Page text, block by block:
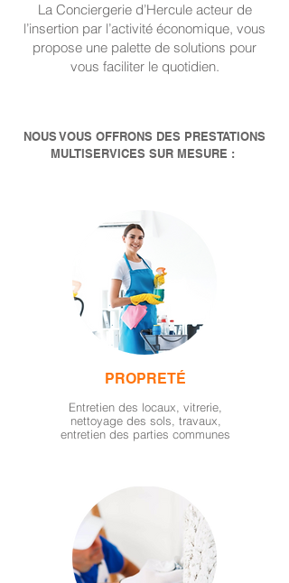
La Conciergerie d’Hercule acteur de
l’insertion par l’activité économique, vous
propose une palette de solutions pour
vous faciliter le quotidien.
NOUS VOUS OFFRONS DES PRESTATIONS
MULTISERVICES SUR MESURE :
PROPRETÉ
Entretien des locaux, vitrerie,
nettoyage des sols, travaux,
entretien des parties communes